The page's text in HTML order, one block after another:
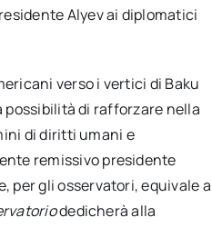
Alyev ai diplomatici
verso i vertici di Baku
possibilità di rafforzare nella
di diritti umani e
remissivo presidente
per gli osservatori, equivale a
dedicherà alla